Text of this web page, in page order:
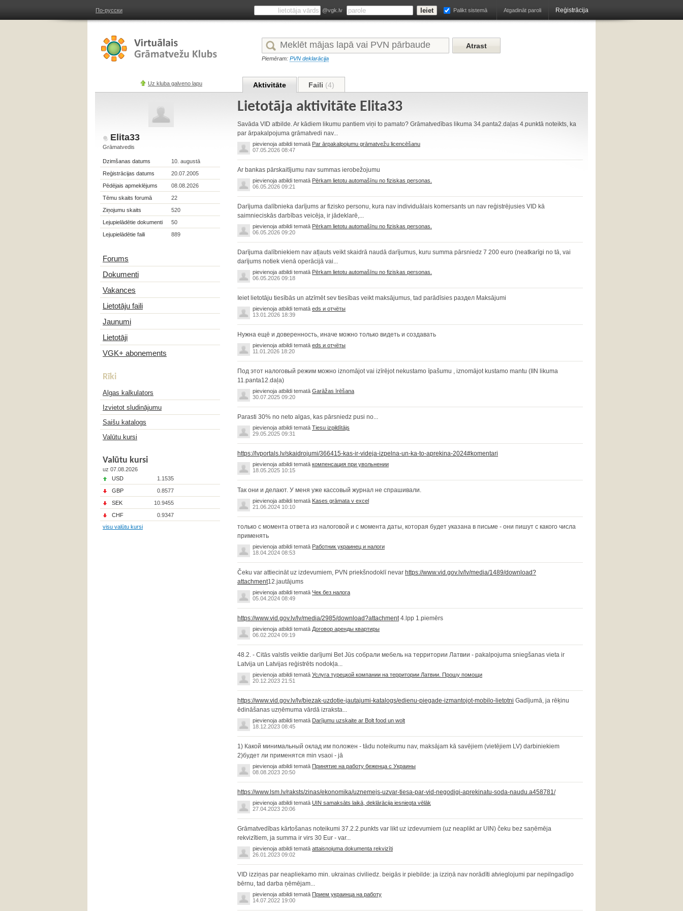
По-русски Atgadināt paroli Reģistrācija
@vgk.lv Palikt sistemā
Piemēram: PVN deklarācija
Uz kluba galveno lapu Aktivitāte Faili (4)
Elita33
Grāmatvedis
Dzimšanas datums
10. augustā
Reģistrācijas datums
20.07.2005
Pēdējais apmeklējums
08.08.2026
Tēmu skaits forumā
22
Ziņojumu skaits
520
Lejupielādētie dokumenti
50
Lejupielādētie faili
889
Forums
Dokumenti
Vakances
Lietotāju faili
Jaunumi
Lietotāji
VGK+ abonements
Rīki
Algas kalkulators
Izvietot sludinājumu
Saišu katalogs
Valūtu kursi
Valūtu kursi
uz 07.08.2026
USD
1.1535
GBP
0.8577
SEK
10.9455
CHF
0.9347
visu valūtu kursi
Lietotāja aktivitāte Elita33
Savāda VID atbilde. Ar kādiem likumu pantiem viņi to pamato? Grāmatvedības likuma 34.panta2.daļas 4.punktā noteikts, ka
par ārpakalpojuma grāmatvedi nav...
pievienoja atbildi tematā Par ārpakalpojumu grāmatvežu licencēšanu
07.05.2026 08:47
Ar bankas pārskaitījumu nav summas ierobežojumu
pievienoja atbildi tematā Pērkam lietotu automašīnu no fiziskas personas.
06.05.2026 09:21
Darījuma dalībnieka darījums ar fizisko personu, kura nav individuālais komersants un nav reģistrējusies VID kā
saimnieciskās darbības veicēja, ir jādeklarē,...
pievienoja atbildi tematā Pērkam lietotu automašīnu no fiziskas personas.
06.05.2026 09:20
Darījuma dalībniekiem nav atļauts veikt skaidrā naudā darījumus, kuru summa pārsniedz 7 200 euro (neatkarīgi no tā, vai
darījums notiek vienā operācijā vai...
pievienoja atbildi tematā Pērkam lietotu automašīnu no fiziskas personas.
06.05.2026 09:18
Ieiet lietotāju tiesībās un atzīmēt sev tiesības veikt maksājumus, tad parādīsies раздел Maksājumi
pievienoja atbildi tematā eds и отчёты
13.01.2026 18:39
Нужна ещё и доверенность, иначе можно только видеть и создавать
pievienoja atbildi tematā eds и отчёты
11.01.2026 18:20
Под этот налоговый режим можно iznomājot vai izīrējot nekustamo īpašumu , iznomājot kustamo mantu (IIN likuma
11.panta12.daļa)
pievienoja atbildi tematā Garāžas īrēšana
30.07.2025 09:20
Parasti 30% no neto algas, kas pārsniedz pusi no...
pievienoja atbildi tematā Tiesu izpildītājs
29.05.2025 09:31
https://lvportals.lv/skaidrojumi/366415-kas-ir-videja-izpelna-un-ka-to-aprekina-2024#komentari
pievienoja atbildi tematā компенсация при увольнении
18.05.2025 10:15
Так они и делают. У меня уже кассовый журнал не спрашивали.
pievienoja atbildi tematā Kases grāmata v excel
21.06.2024 10:10
только с момента ответа из налоговой и с момента даты, которая будет указана в письме - они пишут с какого числа
применять
pievienoja atbildi tematā Работник украинец и налоги
18.04.2024 08:53
Čeku var attiecināt uz izdevumiem, PVN priekšnodoklī nevar https://www.vid.gov.lv/lv/media/1489/download?
attachment12.jautājums
pievienoja atbildi tematā Чек без налога
05.04.2024 08:49
https://www.vid.gov.lv/lv/media/2985/download?attachment4.lpp 1.piemērs
pievienoja atbildi tematā Договор аренды квартиры
06.02.2024 09:19
48.2. - Citās valstīs veiktie darījumi Bet Jūs собрали мебель на территории Латвии - pakalpojuma sniegšanas vieta ir
Latvija un Latvijas reģistrēts nodokļa...
pievienoja atbildi tematā Услуга турецкой компании на территории Латвии. Прошу помощи
20.12.2023 21:51
https://www.vid.gov.lv/lv/biezak-uzdotie-jautajumi-katalogs/edienu-piegade-izmantojot-mobilo-lietotni Gadījumā, ja rēķinu
ēdināšanas uzņēmuma vārdā izraksta...
pievienoja atbildi tematā Darījumu uzskaite ar Bolt food un wolt
18.12.2023 08:45
1) Какой минимальный оклад им положен - tādu noteikumu nav, maksājam kā savējiem (vietējiem LV) darbiniekiem
2)будет ли применятся min vsaoi - jā
pievienoja atbildi tematā Принятие на работу беженца с Украины
08.08.2023 20:50
https://www.lsm.lv/raksts/zinas/ekonomika/uznemejs-uzvar-tiesa-par-vid-negodigi-aprekinatu-soda-naudu.a458781/
pievienoja atbildi tematā UIN samaksāts laikā, deklārācija iesniegta vēlāk
27.04.2023 20:06
Grāmatvedības kārtošanas noteikumi 37.2.2.punkts var likt uz izdevumiem (uz neaplikt ar UIN) čeku bez saņēmēja
rekvizītiem, ja summa ir virs 30 Eur - var...
pievienoja atbildi tematā attaisnojuma dokumenta rekvizīti
26.01.2023 09:02
VID izziņas par neapliekamo min. ukrainas civiliedz. beigās ir piebilde: ja izziņā nav norādīti atvieglojumi par nepilngadīgo
bērnu, tad darba ņēmējam...
pievienoja atbildi tematā Прием украинца на работу
14.07.2022 19:00